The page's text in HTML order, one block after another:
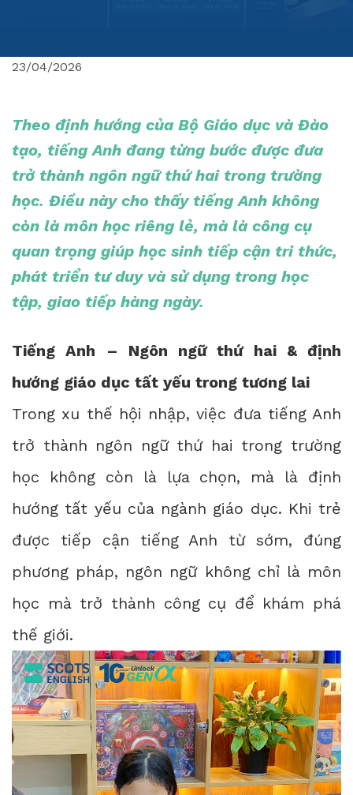
23/04/2026
Theo định hướng của Bộ Giáo dục và Đào
tạo, tiếng Anh đang từng bước được đưa
trở thành ngôn ngữ thứ hai trong trường
học. Điều này cho thấy tiếng Anh không
còn là môn học riêng lẻ, mà là công cụ
quan trọng giúp học sinh tiếp cận tri thức,
phát triển tư duy và sử dụng trong học
tập, giao tiếp hàng ngày.
Tiếng Anh – Ngôn ngữ thứ hai & định
hướng giáo dục tất yếu trong tương lai
Trong xu thế hội nhập, việc đưa tiếng Anh
trở thành ngôn ngữ thứ hai trong trường
học không còn là lựa chọn, mà là định
hướng tất yếu của ngành giáo dục. Khi trẻ
được tiếp cận tiếng Anh từ sớm, đúng
phương pháp, ngôn ngữ không chỉ là môn
học mà trở thành công cụ để khám phá
thế giới.